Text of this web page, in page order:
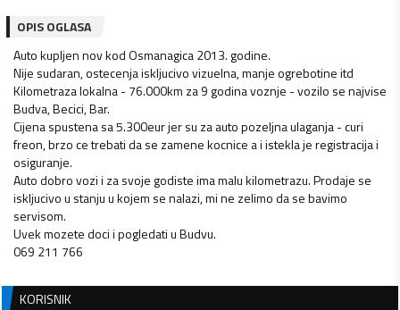
OPIS OGLASA
Auto kupljen nov kod Osmanagica 2013. godine.
Nije sudaran, ostecenja iskljucivo vizuelna, manje ogrebotine itd
Kilometraza lokalna - 76.000km za 9 godina voznje - vozilo se najvise
Budva, Becici, Bar.
Cijena spustena sa 5.300eur jer su za auto pozeljna ulaganja - curi
freon, brzo ce trebati da se zamene kocnice a i istekla je registracija i
osiguranje.
Auto dobro vozi i za svoje godiste ima malu kilometrazu. Prodaje se
iskljucivo u stanju u kojem se nalazi, mi ne zelimo da se bavimo
servisom.
Uvek mozete doci i pogledati u Budvu.
069 211 766
KORISNIK